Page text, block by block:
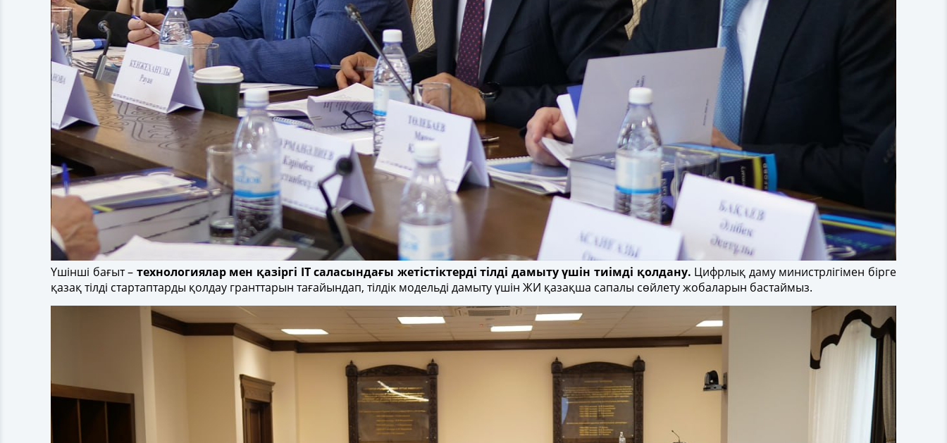
Үшінші бағыт – технологиялар мен қазіргі IT саласындағы жетістіктерді тілді дамыту үшін тиімді қолдану. Цифрлық даму министрлігімен бірге
қазақ тілді стартаптарды қолдау гранттарын тағайындап, тілдік модельді дамыту үшін ЖИ қазақша сапалы сөйлету жобаларын бастаймыз.